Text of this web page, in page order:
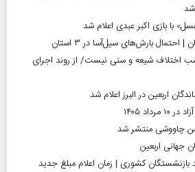
با بازی اکبر عبدی اعلام شد
اختلاف شیعه و سنی نیست/ از روند اجرای
اربعین در البرز اعلام شد
۱۴۰۵
چاووشی منتشر شد
جهانی اربعین
بازنشستگان کشوری | زمان اعلام مبلغ جدید